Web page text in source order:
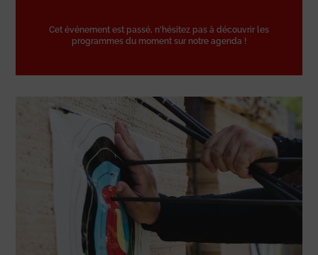
Cet événement est passé, n'hésitez pas à découvrir les
programmes du moment sur notre agenda !